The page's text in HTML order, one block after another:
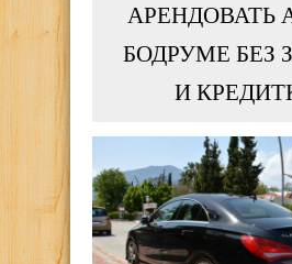
АРЕНДОВАТЬ
БОДРУМЕ БЕЗ
И